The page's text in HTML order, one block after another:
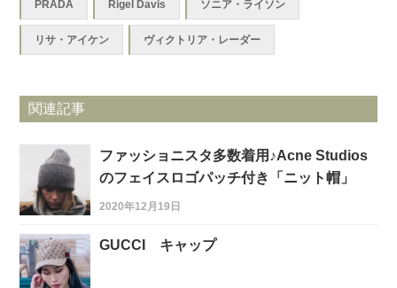
PRADA Rigel Davis ソニア・ライソン
リサ・アイケン ヴィクトリア・レーダー
関連記事
ファッショニスタ多数着用♪Acne Studios
のフェイスロゴパッチ付き「ニット帽」
2020年12月19日
GUCCI キャップ